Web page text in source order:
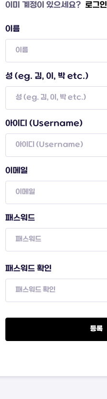
이미 계정이 있으세요? 로그인
이름
성 (eg. 김, 이, 박 etc.)
아이디 (Username)
이메일
패스워드
패스워드 확인
등록